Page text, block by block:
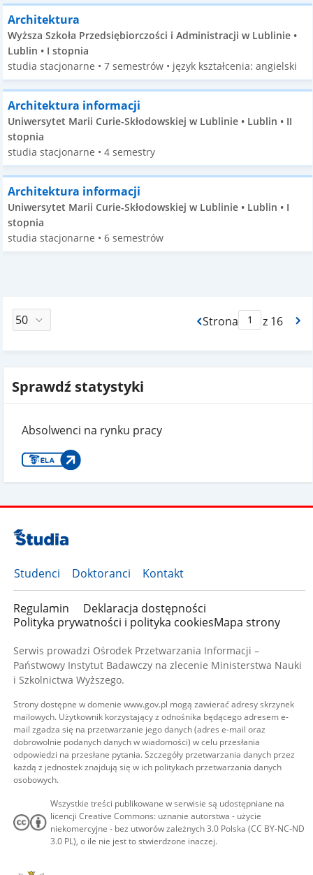
Architektura
Wyższa Szkoła Przedsiębiorczości i Administracji w Lublinie •
Lublin • I stopnia
studia stacjonarne • 7 semestrów • język kształcenia: angielski
Architektura informacji
Uniwersytet Marii Curie-Skłodowskiej w Lublinie • Lublin • II
stopnia
studia stacjonarne • 4 semestry
Architektura informacji
Uniwersytet Marii Curie-Skłodowskiej w Lublinie • Lublin • I
stopnia
studia stacjonarne • 6 semestrów
Strona
Max Stronaz 16
Sprawdź statystyki
Absolwenci na rynku pracy
Studenci Doktoranci Kontakt
Regulamin
Deklaracja dostępności
Polityka prywatności i polityka cookiesMapa strony
Serwis prowadzi Ośrodek Przetwarzania Informacji –
Państwowy Instytut Badawczy na zlecenie Ministerstwa Nauki
i Szkolnictwa Wyższego.
Strony dostępne w domenie www.gov.pl mogą zawierać adresy skrzynek
mailowych. Użytkownik korzystający z odnośnika będącego adresem e-
mail zgadza się na przetwarzanie jego danych (adres e-mail oraz
dobrowolnie podanych danych w wiadomości) w celu przesłania
odpowiedzi na przesłane pytania. Szczegóły przetwarzania danych przez
każdą z jednostek znajdują się w ich politykach przetwarzania danych
osobowych.
Wszystkie treści publikowane w serwisie są udostępniane na
licencji Creative Commons: uznanie autorstwa - użycie
niekomercyjne - bez utworów zależnych 3.0 Polska (CC BY-NC-ND
3.0 PL), o ile nie jest to stwierdzone inaczej.